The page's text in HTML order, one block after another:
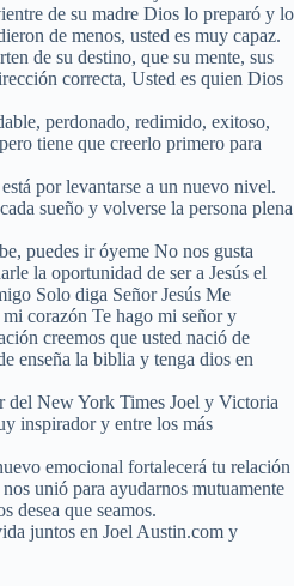
de su madre Dios lo preparó y lo
de menos, usted es muy capaz.
de su destino, que su mente, sus
correcta, Usted es quien Dios
perdonado, redimido, exitoso,
tiene que creerlo primero para
por levantarse a un nuevo nivel.
sueño y volverse la persona plena
puedes ir óyeme No nos gusta
la oportunidad de ser a Jesús el
Solo diga Señor Jesús Me
corazón Te hago mi señor y
creemos que usted nació de
enseña la biblia y tenga dios en
del New York Times Joel y Victoria
inspirador y entre los más
emocional fortalecerá tu relación
unió para ayudarnos mutuamente
desea que seamos.
juntos en Joel Austin.com y